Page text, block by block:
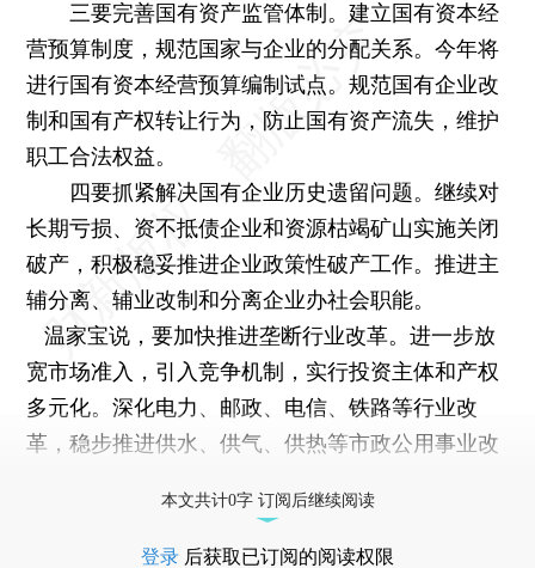
三要完善国有资产监管体制。建立国有资本经
营预算制度，规范国家与企业的分配关系。今年将
进行国有资本经营预算编制试点。规范国有企业改
制和国有产权转让行为，防止国有资产流失，维护
职工合法权益。
四要抓紧解决国有企业历史遗留问题。继续对
长期亏损、资不抵债企业和资源枯竭矿山实施关闭
破产，积极稳妥推进企业政策性破产工作。推进主
辅分离、辅业改制和分离企业办社会职能。
温家宝说，要加快推进垄断行业改革。进一步放
宽市场准入，引入竞争机制，实行投资主体和产权
多元化。深化电力、邮政、电信、铁路等行业改
革，稳步推进供水、供气、供热等市政公用事业改
本文共计0字 订阅后继续阅读
登录 后获取已订阅的阅读权限